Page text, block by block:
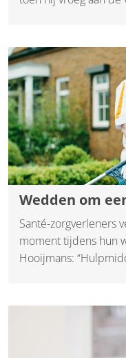
met de handen in
zo was hij snel
moeilijker en vergat
sinds kort een
van ondersteuning
Wedden om
Santé-zorgverleners
moment tijdens hun
Hooijmans: